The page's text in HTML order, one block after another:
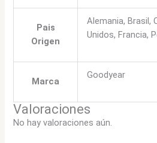
Pais
Origen
Alemania, Brasil,
Unidos, Francia,
Marca
Goodyear
Valoraciones
No hay valoraciones aún.